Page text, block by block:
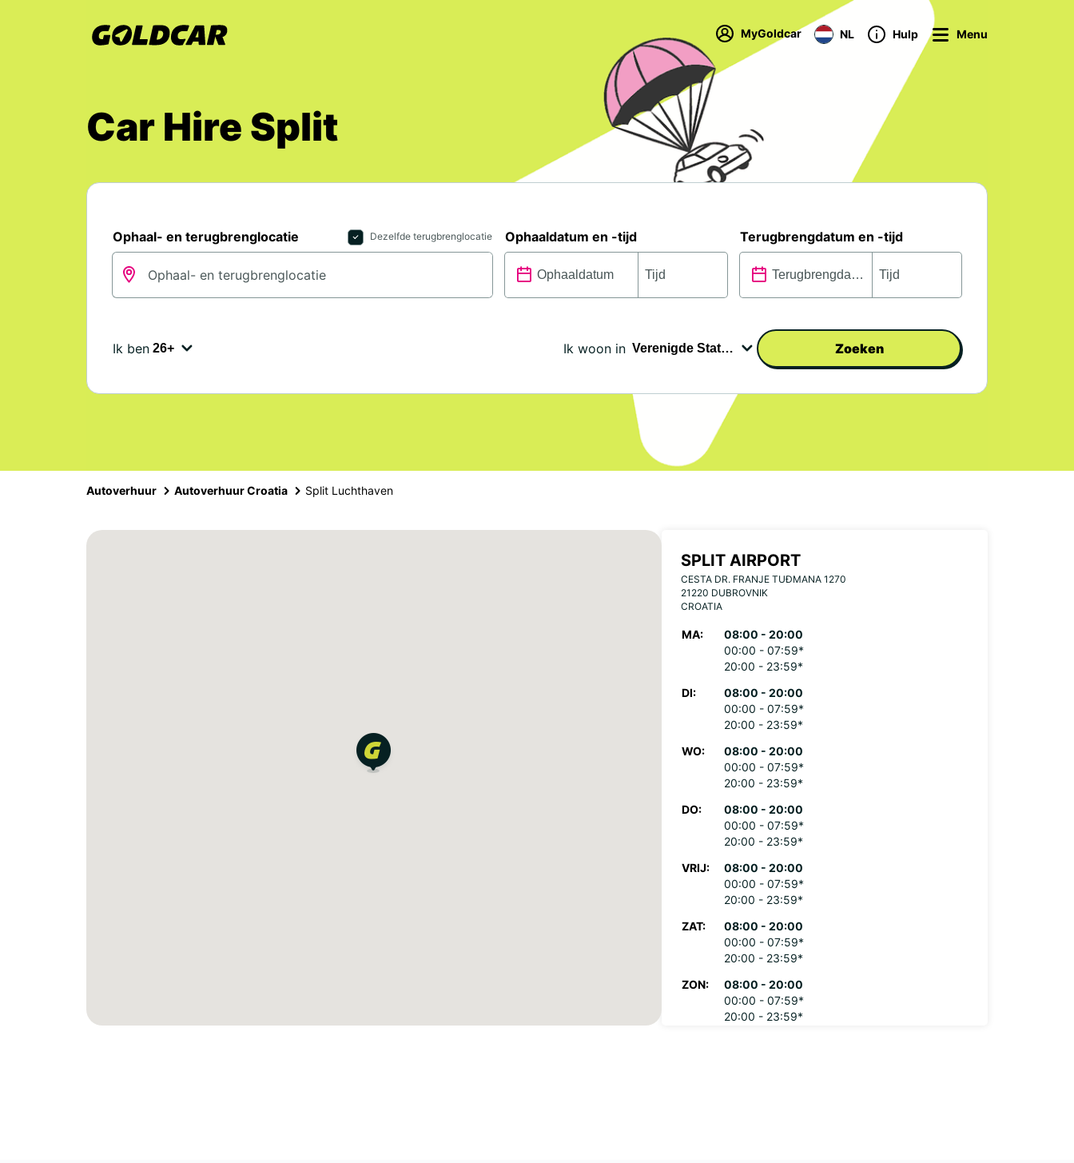
MyGoldcar NL Hulp Menu
Car Hire Split
Ophaal- en terugbrenglocatie Dezelfde terugbrenglocatie Ophaaldatum en -tijd Terugbrengdatum en -tijd
Ik ben Ik woon in Zoeken
Autoverhuur Autoverhuur Croatia Split Luchthaven
SPLIT AIRPORT
CESTA DR. FRANJE TUĐMANA 1270
21220 DUBROVNIK
CROATIA
MA:
08:00 - 20:00
00:00 - 07:59*
20:00 - 23:59*
DI:
08:00 - 20:00
00:00 - 07:59*
20:00 - 23:59*
WO:
08:00 - 20:00
00:00 - 07:59*
20:00 - 23:59*
DO:
08:00 - 20:00
00:00 - 07:59*
20:00 - 23:59*
VRIJ:
08:00 - 20:00
00:00 - 07:59*
20:00 - 23:59*
ZAT:
08:00 - 20:00
00:00 - 07:59*
20:00 - 23:59*
ZON:
08:00 - 20:00
00:00 - 07:59*
20:00 - 23:59*